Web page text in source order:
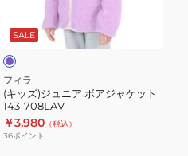
ボ
ア
ジ
ャ
ケ
ッ
SALE
フィラ
(キッズ)ジュニア ボアジャケット
143-708LAV
￥3,980 （税込）
36ポイント